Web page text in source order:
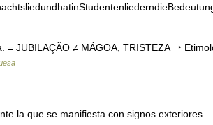
JUBILAÇÃO ≠ MÁGOA, TRISTEZA ‣
la que se manifiesta con signos exteriores